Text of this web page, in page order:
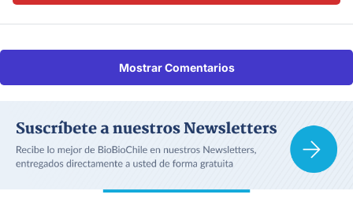
Mostrar Comentarios